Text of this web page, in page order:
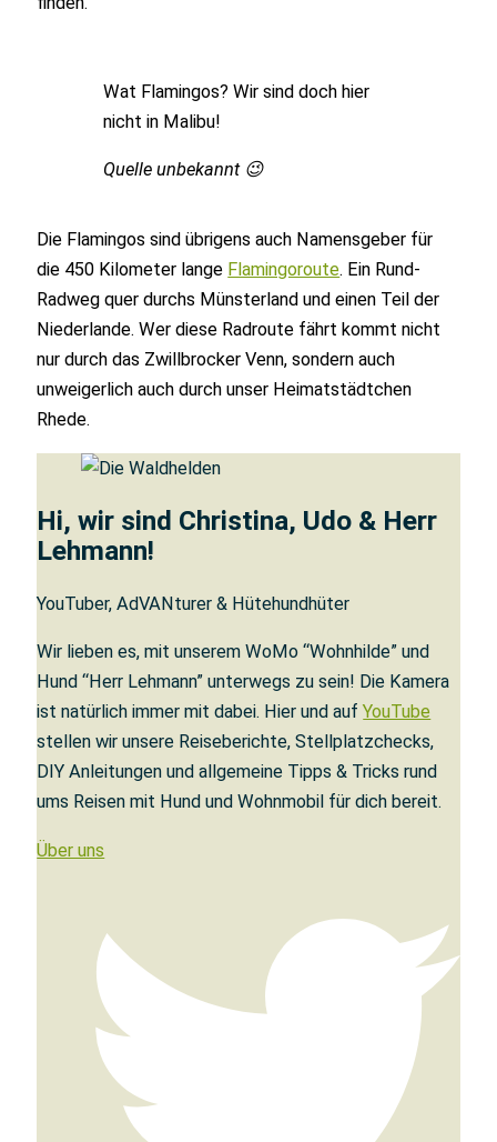
Wat Flamingos? Wir sind doch hier
nicht in Malibu!
Quelle unbekannt 😉
Die Flamingos sind übrigens auch Namensgeber für
die 450 Kilometer lange Flamingoroute. Ein Rund-
Radweg quer durchs Münsterland und einen Teil der
Niederlande. Wer diese Radroute fährt kommt nicht
nur durch das Zwillbrocker Venn, sondern auch
unweigerlich auch durch unser Heimatstädtchen
Rhede.
Hi, wir sind Christina, Udo & Herr
Lehmann!
YouTuber, AdVANturer & Hütehundhüter
Wir lieben es, mit unserem WoMo “Wohnhilde” und
Hund “Herr Lehmann” unterwegs zu sein! Die Kamera
ist natürlich immer mit dabei. Hier und aufYouTube
stellen wir unsere Reiseberichte, Stellplatzchecks,
DIY Anleitungen und allgemeine Tipps & Tricks rund
ums Reisen mit Hund und Wohnmobil für dich bereit.
Über uns